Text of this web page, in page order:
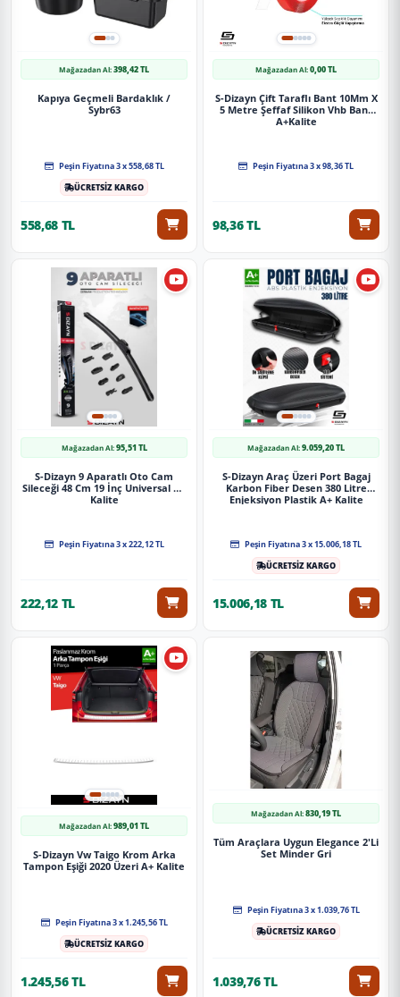
Mağazadan Al:398,42 TL
Kapıya Geçmeli Bardaklık /
Sybr63
Peşin Fiyatına 3 x 558,68 TL
ÜCRETSİZ KARGO
558,68 TL
Mağazadan Al:0,00 TL
S-Dizayn Çift Taraflı Bant 10Mm X
5 Metre Şeffaf Silikon Vhb Bant
A+Kalite
Peşin Fiyatına 3 x 98,36 TL
98,36 TL
Mağazadan Al:95,51 TL
S-Dizayn 9 Aparatlı Oto Cam
Sileceği 48 Cm 19 İnç Universal A+
Kalite
Peşin Fiyatına 3 x 222,12 TL
222,12 TL
Mağazadan Al:9.059,20 TL
S-Dizayn Araç Üzeri Port Bagaj
Karbon Fiber Desen 380 Litre
Enjeksiyon Plastik A+ Kalite
Peşin Fiyatına 3 x 15.006,18 TL
ÜCRETSİZ KARGO
15.006,18 TL
Mağazadan Al:989,01 TL
S-Dizayn Vw Taigo Krom Arka
Tampon Eşiği 2020 Üzeri A+ Kalite
Peşin Fiyatına 3 x 1.245,56 TL
ÜCRETSİZ KARGO
1.245,56 TL
Mağazadan Al:830,19 TL
Tüm Araçlara Uygun Elegance 2'Li
Set Minder Gri
Peşin Fiyatına 3 x 1.039,76 TL
ÜCRETSİZ KARGO
1.039,76 TL